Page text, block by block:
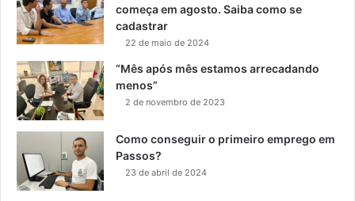
começa em agosto. Saiba como se
cadastrar
22 de maio de 2024
“Mês após mês estamos arrecadando
menos”
2 de novembro de 2023
Como conseguir o primeiro emprego em
Passos?
23 de abril de 2024